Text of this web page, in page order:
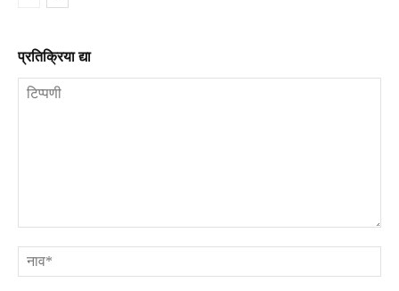
प्रतिक्रिया द्या